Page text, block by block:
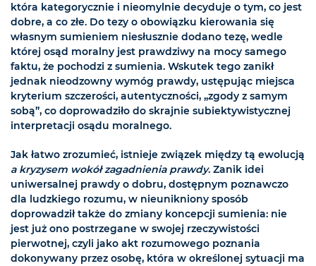
która kategorycznie i nieomylnie decyduje o tym, co jest
dobre, a co złe. Do tezy o obowiązku kierowania się
własnym sumieniem niesłusznie dodano tezę, wedle
której osąd moralny jest prawdziwy na mocy samego
faktu, że pochodzi z sumienia. Wskutek tego zanikł
jednak nieodzowny wymóg prawdy, ustępując miejsca
kryterium szczerości, autentyczności, „zgody z samym
sobą”, co doprowadziło do skrajnie subiektywistycznej
interpretacji osądu moralnego.
Jak łatwo zrozumieć, istnieje związek między tą ewolucją
a kryzysem wokół zagadnienia prawdy. Zanik idei
uniwersalnej prawdy o dobru, dostępnym poznawczo
dla ludzkiego rozumu, w nieunikniony sposób
doprowadził także do zmiany koncepcji sumienia: nie
jest już ono postrzegane w swojej rzeczywistości
pierwotnej, czyli jako akt rozumowego poznania
dokonywany przez osobę, która w określonej sytuacji ma